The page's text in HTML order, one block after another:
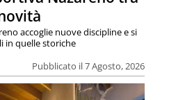
Pubblicato il 7 Agosto, 2026
accoglie nuove discipline e si
in quelle storiche